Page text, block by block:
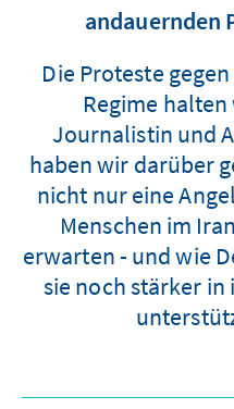
andauernden
Die Proteste
Regime
Journalistin und
haben wir darüber
nicht nur eine
Menschen im
erwarten - und wie
sie noch stärker